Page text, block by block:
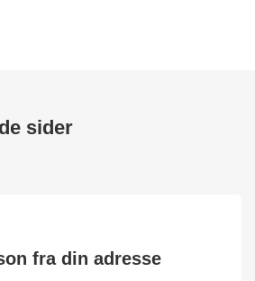
sider
fra din adresse